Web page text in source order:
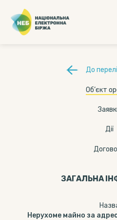
До
Об’єкт
Дії
ЗАГАЛЬНА
Нерухоме майно за